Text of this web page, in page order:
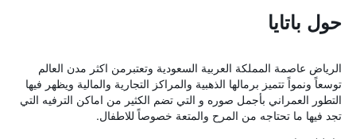
حول باتايا
الرياض عاصمة المملكة العربية السعودية وتعتبرمن اكثر مدن العالم
توسعاً ونمواً تتميز برمالها الذهبية والمراكز التجارية والمالية ويظهر فيها
التطور العمراني بأجمل صوره و التي تضم الكثير من اماكن الترفيه التي
تجد فيها ما تحتاجه من المرح والمتعة خصوصاً للاطفال.